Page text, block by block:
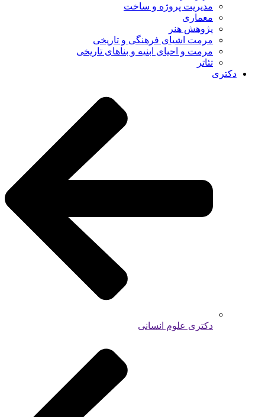
مدیریت پروژه و ساخت
معماری
پژوهش هنر
مرمت اشیای فرهنگی و تاریخی
مرمت و احیای ابنیه و بناهای تاریخی
تئاتر
دکتری
دکتری علوم انسانی